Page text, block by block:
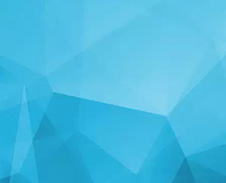
STATISTIKA
25003 Kasutajad